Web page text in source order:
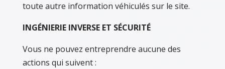
toute autre information véhiculés sur le site.
INGÉNIERIE INVERSE ET SÉCURITÉ
Vous ne pouvez entreprendre aucune des
actions qui suivent :